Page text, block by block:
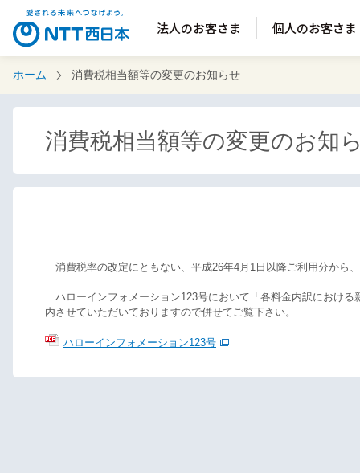
法人のお客さま 個人のお客さま
ホーム 消費税相当額等の変更のお知らせ
消費税相当額等の変更のお知
消費税率の改定にともない、平成26年4月1日以降ご利用分から
ハローインフォメーション123号において「各料金内訳におけ
内させていただいておりますので併せてご覧下さい。
ハローインフォメーション123号